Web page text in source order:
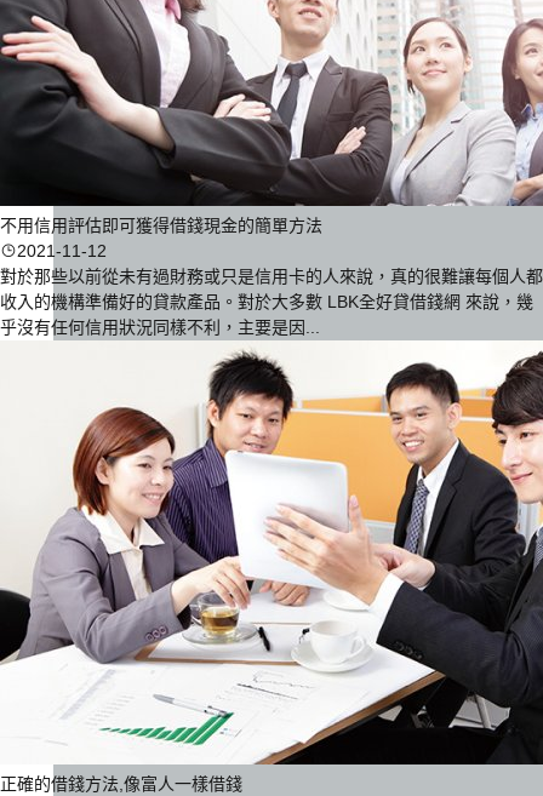
不用信用評估即可獲得借錢現金的簡單方法
2021-11-12
對於那些以前從未有過財務或只是信用卡的人來說，真的很難讓每個人都
收入的機構準備好的貸款產品。對於大多數 LBK全好貸借錢網 來說，幾
乎沒有任何信用狀況同樣不利，主要是因...
正確的借錢方法,像富人一樣借錢